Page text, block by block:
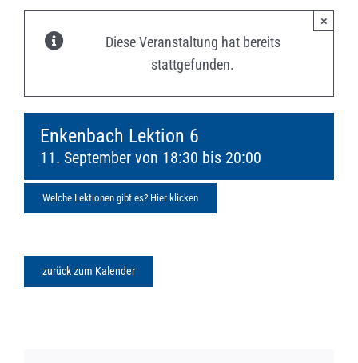
Diese Veranstaltung hat bereits
stattgefunden.
×
Enkenbach Lektion 6
11. September von 18:30 bis 20:00
Welche Lektionen gibt es? Hier klicken
zurück zum Kalender